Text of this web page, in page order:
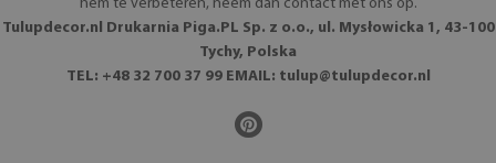
hem te verbeteren, neem dan contact met ons op.
Tulupdecor.nl Drukarnia Piga.PL Sp. z o.o., ul. Mysłowicka 1, 43-100
Tychy, Polska
TEL: +48 32 700 37 99 EMAIL: tulup@tulupdecor.nl